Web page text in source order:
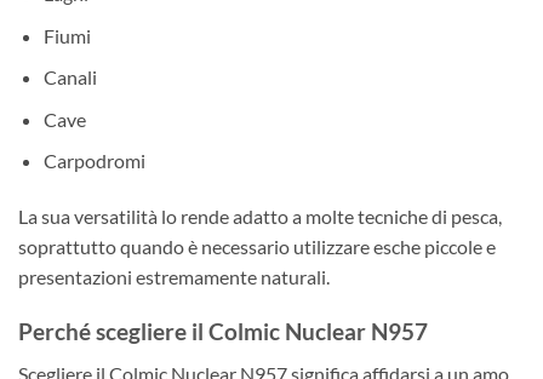
Fiumi
Canali
Cave
Carpodromi
La sua versatilità lo rende adatto a molte tecniche di pesca,
soprattutto quando è necessario utilizzare esche piccole e
presentazioni estremamente naturali.
Perché scegliere il Colmic Nuclear N957
Scegliere il Colmic Nuclear N957 significa affidarsi a un amo